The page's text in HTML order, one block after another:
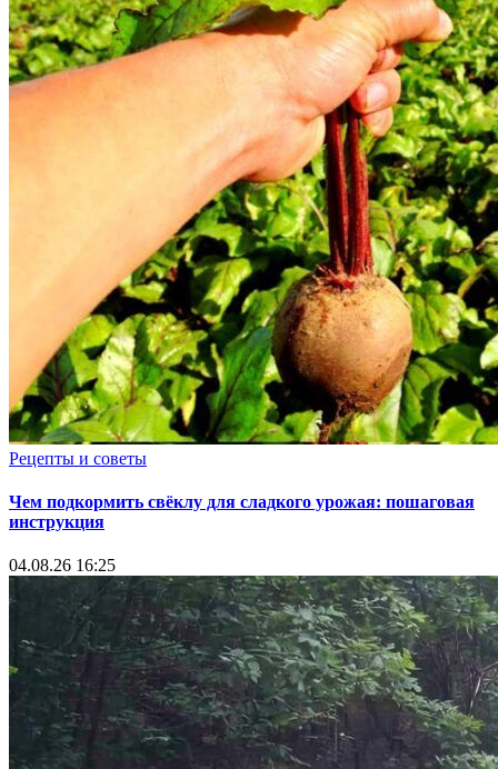
Рецепты и советы
Чем подкормить свёклу для сладкого урожая: пошаговая
инструкция
04.08.26 16:25